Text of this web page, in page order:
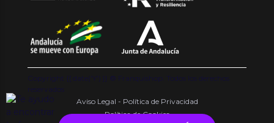
Copyright {{ date('Y') }} ® Franquishop. Todos los derechos
reservados
Aviso Legal - Política de Privacidad
Política de Cookies